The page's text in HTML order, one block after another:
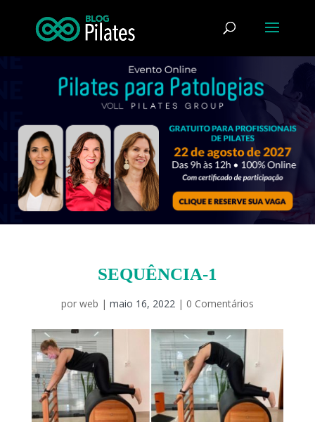
SEQUÊNCIA-1
por web | maio 16, 2022| 0 Comentários